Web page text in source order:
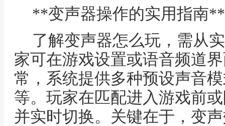
**变声器操作的实用指南**
了解变声器怎么玩，需从
家可在游戏设置或语音频道
常，系统提供多种预设声音
等。玩家在匹配进入游戏前
并实时切换。关键在于，变